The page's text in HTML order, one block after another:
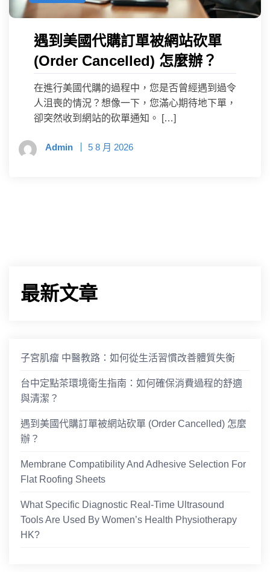
遇到美國代購訂單被網站砍單
(Order Cancelled) 怎麼辦？
在進行美國代購的過程中，您是否曾經遇到過令
人沮喪的情況？想像一下，您滿心期待地下單，
卻突然收到網站的砍單通知。 […]
Admin 5 8 月 2026
最新文章
子宮肌瘤 中醫教路：如何從生活習慣改善體質失衡
台中定點茶環境衛生指南：如何確保消費過程的舒適
與清潔？
遇到美國代購訂單被網站砍單 (Order Cancelled) 怎麼
辦？
Membrane Compatibility And Adhesive Selection For
Flat Roofing Sheets
What Specific Diagnostic Real-Time Ultrasound
Tools Are Used By Women’s Health Physiotherapy
HK?